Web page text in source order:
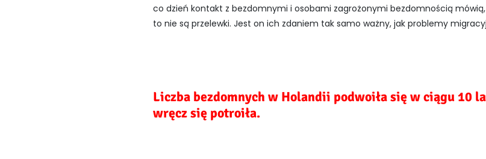
co dzień kontakt z bezdomnymi i osobami zagrożonymi bezdomnością
to nie są przelewki. Jest on ich zdaniem tak samo ważny, jak problemy
Liczba bezdomnych w Holandii podwoiła się w ciągu 10
wręcz się potroiła.